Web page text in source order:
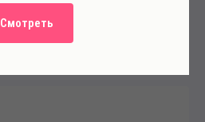
Смотреть